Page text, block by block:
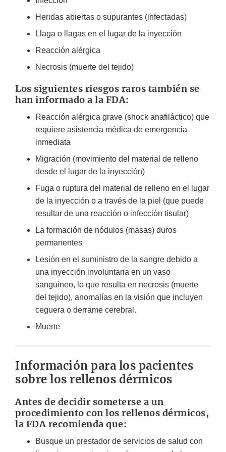
Heridas abiertas o supurantes (infectadas)
Llaga o llagas en el lugar de la inyección
Reacción alérgica
Necrosis (muerte del tejido)
Los siguientes riesgos raros también se
han informado a la FDA:
Reacción alérgica grave (shock anafiláctico) que
requiere asistencia médica de emergencia
inmediata
Migración (movimiento del material de relleno
desde el lugar de la inyección)
Fuga o ruptura del material de relleno en el lugar
de la inyección o a través de la piel (que puede
resultar de una reacción o infección tisular)
La formación de nódulos (masas) duros
permanentes
Lesión en el suministro de la sangre debido a
una inyección involuntaria en un vaso
sanguíneo, lo que resulta en necrosis (muerte
del tejido), anomalías en la visión que incluyen
ceguera o derrame cerebral.
Muerte
Información para los pacientes
sobre los rellenos dérmicos
Antes de decidir someterse a un
procedimiento con los rellenos dérmicos,
la FDA recomienda que:
Busque un prestador de servicios de salud con